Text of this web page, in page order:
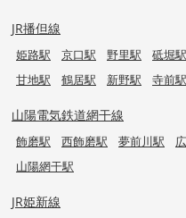
JR播但線
姫路駅 京口駅 野里駅 砥堀駅
甘地駅
鶴居駅 新野駅 寺前駅
山陽電気鉄道網干線
飾磨駅 西飾磨駅 夢前川駅
山陽網干駅
JR姫新線